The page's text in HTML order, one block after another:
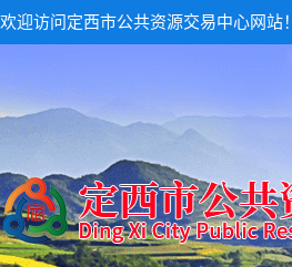
欢迎访问定西市公共资源交易中心网站！